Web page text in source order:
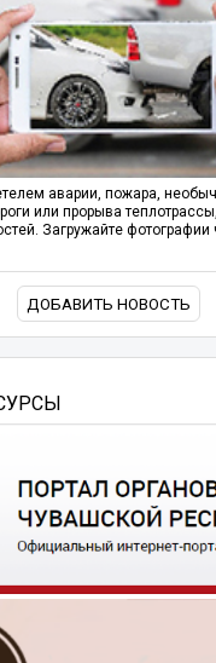
аварии, пожара,
или прорыва
Загружайте
ДОБАВИТЬ НОВОСТЬ